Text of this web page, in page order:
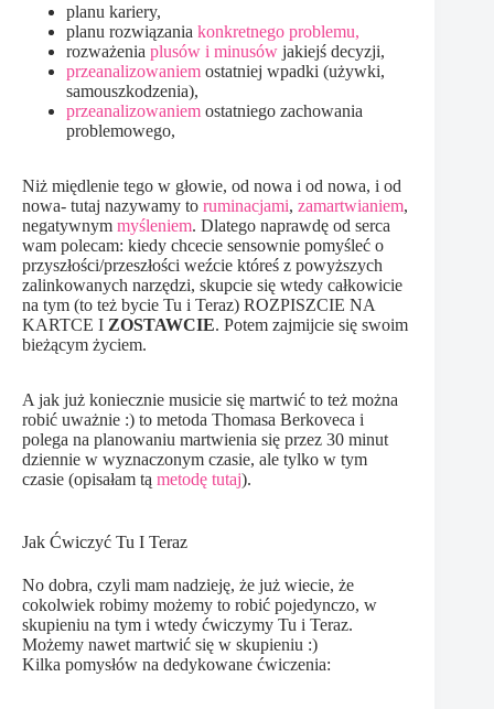
planu kariery,
planu rozwiązania konkretnego problemu,
rozważenia plusów i minusów jakiejś decyzji,
przeanalizowaniem ostatniej wpadki (używki,
samouszkodzenia),
przeanalizowaniem ostatniego zachowania
problemowego,
Niż międlenie tego w głowie, od nowa i od nowa, i od
nowa- tutaj nazywamy to ruminacjami, zamartwianiem,
negatywnym myśleniem. Dlatego naprawdę od serca
wam polecam: kiedy chcecie sensownie pomyśleć o
przyszłości/przeszłości weźcie któreś z powyższych
zalinkowanych narzędzi, skupcie się wtedy całkowicie
na tym (to też bycie Tu i Teraz) ROZPISZCIE NA
KARTCE I ZOSTAWCIE. Potem zajmijcie się swoim
bieżącym życiem.
A jak już koniecznie musicie się martwić to też można
robić uważnie :) to metoda Thomasa Berkoveca i
polega na planowaniu martwienia się przez 30 minut
dziennie w wyznaczonym czasie, ale tylko w tym
czasie (opisałam tą metodę tutaj).
Jak Ćwiczyć Tu I Teraz
No dobra, czyli mam nadzieję, że już wiecie, że
cokolwiek robimy możemy to robić pojedynczo, w
skupieniu na tym i wtedy ćwiczymy Tu i Teraz.
Możemy nawet martwić się w skupieniu :)
Kilka pomysłów na dedykowane ćwiczenia: